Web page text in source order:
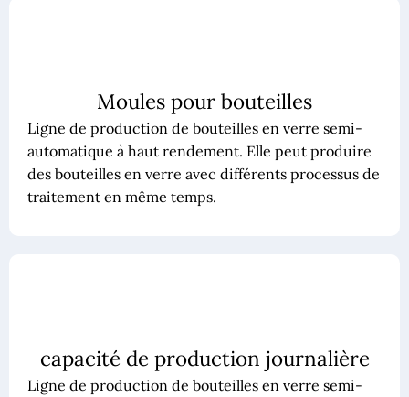
Moules pour bouteilles
Ligne de production de bouteilles en verre semi-
automatique à haut rendement. Elle peut produire
des bouteilles en verre avec différents processus de
traitement en même temps.
capacité de production journalière
Ligne de production de bouteilles en verre semi-